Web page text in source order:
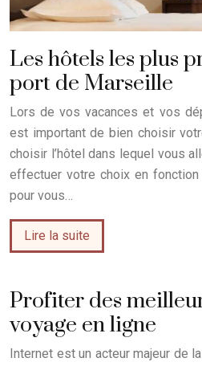
Les hôtels les plus
port de Marseille
Lors de vos vacances et vos
est important de bien choisir
choisir l’hôtel dans lequel vous
effectuer votre choix en
pour vous…
Lire la suite
Profiter des
voyage en ligne
Internet est un acteur majeur de